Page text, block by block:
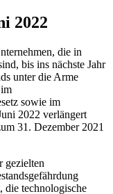
2022
die in
bis ins nächste Jahr
unter die Arme
sowie im
2022 verlängert
31. Dezember 2021
gezielten
die technologische